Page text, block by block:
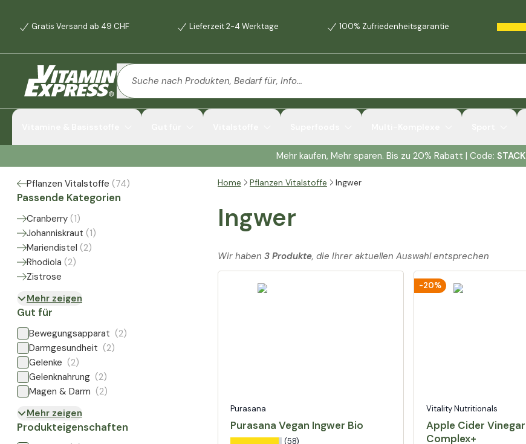
Gratis Versand ab 49 CHF Lieferzeit 2-4 Werktage 100% Zufriedenheitsgarantie
Mehr kaufen, Mehr sparen. Bis zu 20% Rabatt | Code: STACK
Pflanzen Vitalstoffe (74)
Passende Kategorien
Cranberry (1)
Johanniskraut (1)
Mariendistel (2)
Rhodiola (2)
Zistrose
Mehr zeigen
Gut für
Bewegungsapparat (2)
Darmgesundheit (2)
Gelenke (2)
Gelenknahrung (2)
Magen & Darm (2)
Mehr zeigen
Produkteigenschaften
Home Pflanzen Vitalstoffe Ingwer
Ingwer
Wir haben 3 Produkte, die Ihrer aktuellen Auswahl entsprechen
Purasana
Purasana Vegan Ingwer Bio
(58)
-20%
Vitality Nutritionals
Apple Cider Vinegar
Complex+